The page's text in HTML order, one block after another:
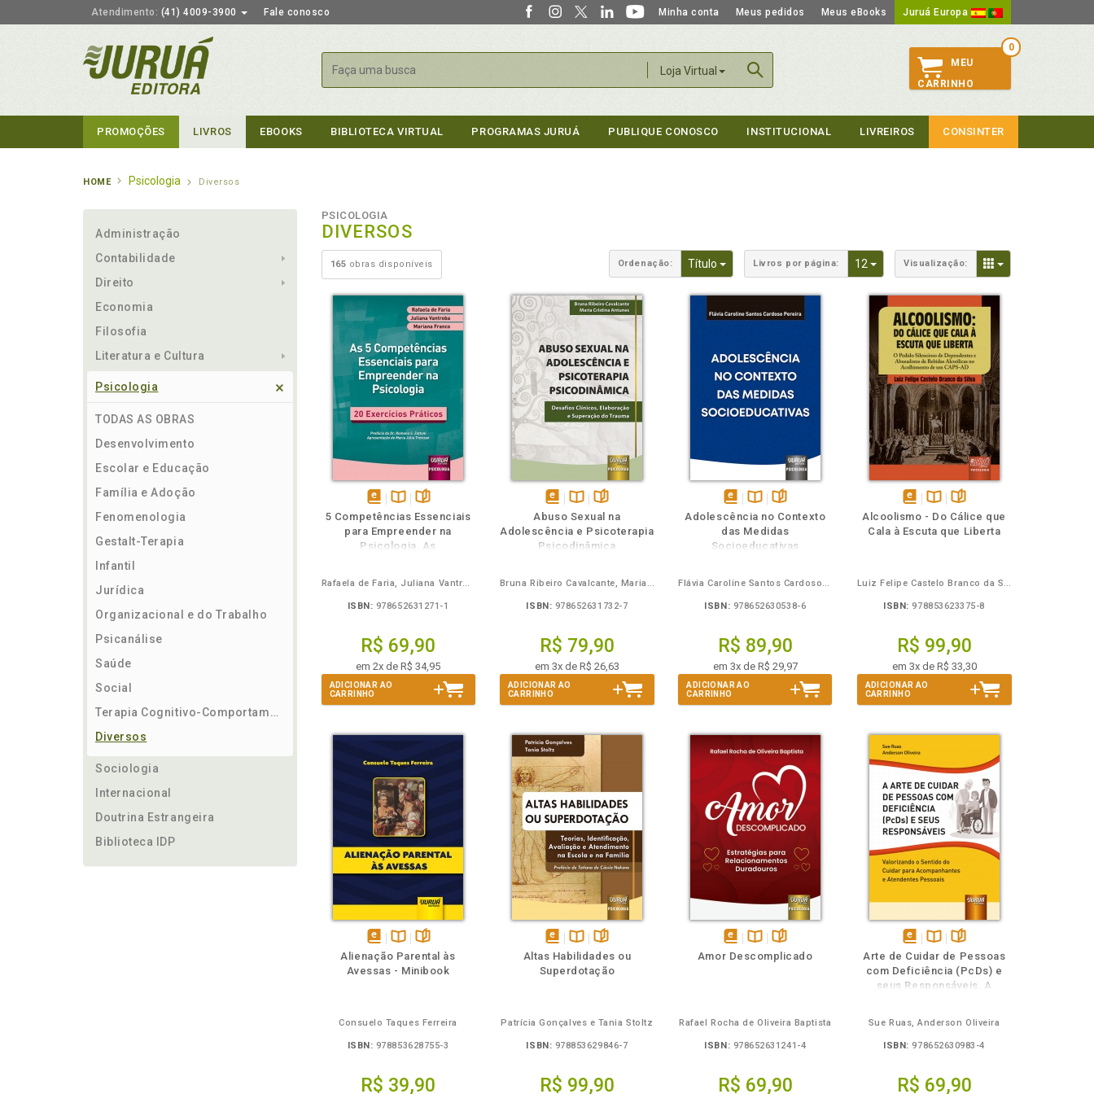
Atendimento: (41) 4009-3900 Fale conosco Minha conta Meus pedidos Meus eBooks Juruá Europa
Loja Virtual
Buscar
0
MEU
CARRINHO
PROMOÇÕES LIVROS EBOOKS BIBLIOTECA VIRTUAL PROGRAMAS JURUÁ PUBLIQUE CONOSCO INSTITUCIONAL LIVREIROS CONSINTER
HOME Psicologia Diversos
Administração
Contabilidade
Direito
Economia
Filosofia
Literatura e Cultura
Psicologia
TODAS AS OBRAS
Desenvolvimento
Escolar e Educação
Família e Adoção
Fenomenologia
Gestalt-Terapia
Infantil
Jurídica
Organizacional e do Trabalho
Psicanálise
Saúde
Social
Terapia Cognitivo-Comportamental
Diversos
Sociologia
Internacional
Doutrina Estrangeira
Biblioteca IDP
PSICOLOGIA
DIVERSOS
165 obras disponíveis Ordenação: Título Toggle Dropdown
Livros por página: 12 Toggle Dropdown
Visualização: Toggle Dropdown
disponível
em
eBook
Disponível
na
B.V.
páginas
5 Competências Essenciais
para Empreender na
Psicologia, As
Rafaela de Faria, Juliana Vantroba, Mariana Franco
ISBN: 978652631271-1
R$ 69,90
em 2x de R$ 34,95
ADICIONAR AO
CARRINHO
Também
disponível
em
eBook
Também
Disponível
na
B.V.
Folheie
páginas
Abuso Sexual na
Adolescência e Psicoterapia
Psicodinâmica
Bruna Ribeiro Cavalcante, Maria Cristina Antunes
ISBN: 978652631732-7
R$ 79,90
em 3x de R$ 26,63
ADICIONAR AO
CARRINHO
disponível
em
eBook
Também
Disponível
na
B.V.
Folheie
páginas
Adolescência no Contexto
das Medidas
Socioeducativas
Flávia Caroline Santos Cardoso Pereira
ISBN: 978652630538-6
R$ 89,90
em 3x de R$ 29,97
ADICIONAR AO
CARRINHO
disponível
em
Também
Disponível
na
Folheie
páginas
Alcoolismo - Do Cálice que
Cala à Escuta que Liberta
Luiz Felipe Castelo Branco da Silva
ISBN: 978853623375-8
R$ 99,90
em 3x de R$ 33,30
ADICIONAR AO
CARRINHO
disponível
em
Disponível
na
páginas
Alienação Parental às
Avessas - Minibook
Consuelo Taques Ferreira
ISBN: 978853628755-3
R$ 39,90
disponível
em
Disponível
na
páginas
Altas Habilidades ou
Superdotação
Patrícia Gonçalves e Tania Stoltz
ISBN: 978853629846-7
R$ 99,90
disponível
Também
Disponível
Folheie
páginas
Amor Descomplicado
Rafael Rocha de Oliveira Baptista
ISBN: 978652631241-4
R$ 69,90
disponível
em
eBook
Também
Disponível
na
B.V.
Folheie
páginas
Arte de Cuidar de Pessoas
com Deficiência (PcDs) e
seus Responsáveis, A
Sue Ruas, Anderson Oliveira
ISBN: 978652630983-4
R$ 69,90